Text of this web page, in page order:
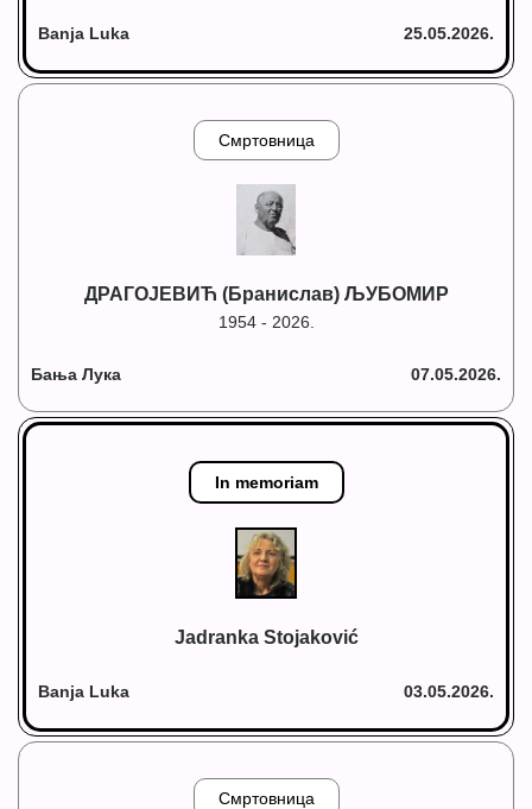
Banja Luka 25.05.2026.
Смртовница
ДРАГОЈЕВИЋ (Бранислав) ЉУБОМИР
1954 - 2026.
Бања Лука 07.05.2026.
In memoriam
Jadranka Stojaković
Banja Luka 03.05.2026.
Смртовница